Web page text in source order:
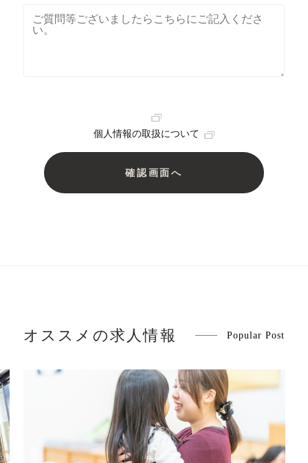
個人情報の取扱について
オススメの求人情報 Popular Post